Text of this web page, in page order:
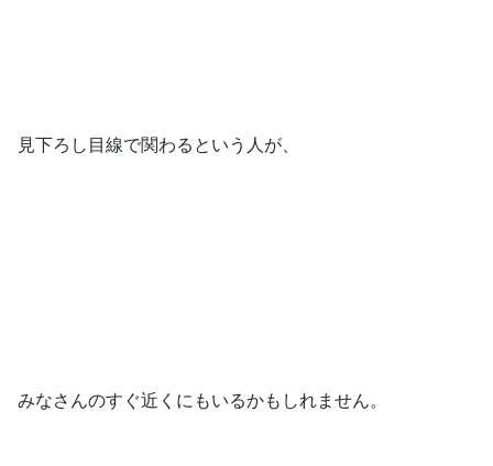
見下ろし目線で関わるという人が、
みなさんのすぐ近くにもいるかもしれません。